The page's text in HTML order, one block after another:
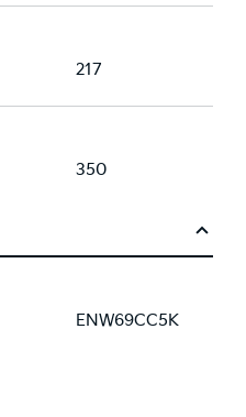
217
350
ENW69CC5K